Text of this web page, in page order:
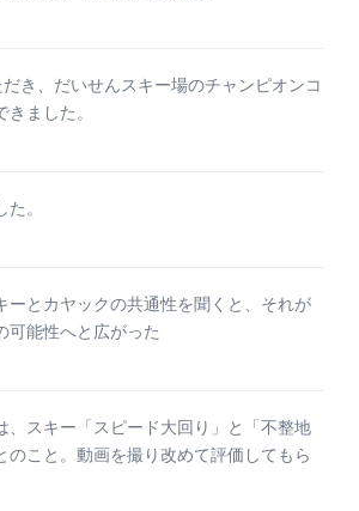
き、だいせんスキー場のチャンピオンコ
ました。
。
ーとカヤックの共通性を聞くと、それが
可能性へと広がった
、スキー「スピード大回り」と「不整地
のこと。動画を撮り改めて評価してもら